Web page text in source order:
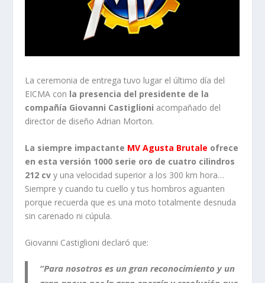
La ceremonia de entrega tuvo lugar el último día del
EICMA con la presencia del presidente de la
compañía Giovanni Castiglioni acompañado del
director de diseño Adrian Morton.
La siempre impactante MV Agusta Brutale ofrece
en esta versión 1000 serie oro de cuatro cilindros
212 cv y una velocidad superior a los 300 km hora…
Siempre y cuando tu cuello y tus hombros aguanten
porque recuerda que es una moto totalmente desnuda
sin carenado ni cúpula.
Giovanni Castiglioni declaró que:
“Para nosotros es un gran reconocimiento y un